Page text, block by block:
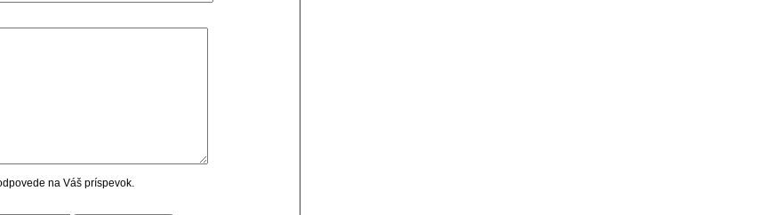
na Váš príspevok.